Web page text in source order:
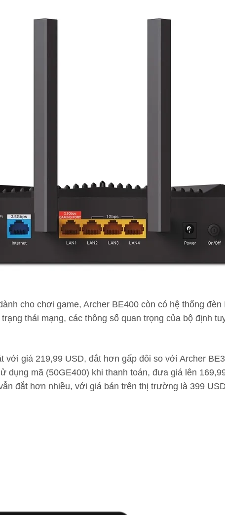
cho chơi game, Archer BE400 còn có hệ thống
thái mạng, các thông số quan trọng của bộ định
với giá 219,99 USD, đắt hơn gấp đôi so với Archer
dụng mã (50GE400) khi thanh toán, đưa giá lên
đắt hơn nhiều, với giá bán trên thị trường là 399